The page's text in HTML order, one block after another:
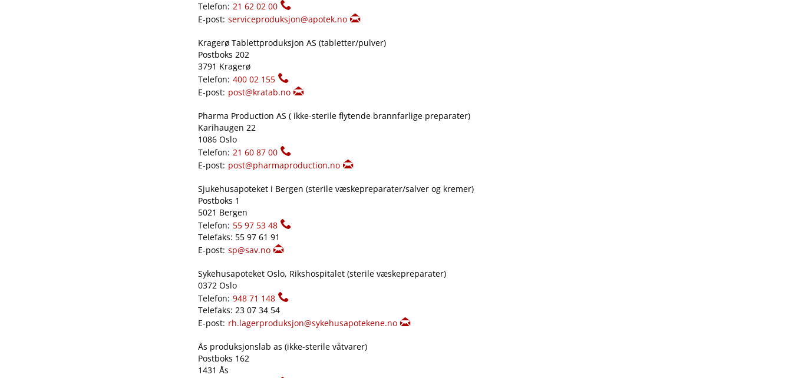
Telefon: 21 62 02 00
E-post: serviceproduksjon@apotek.no
Kragerø Tablettproduksjon AS (tabletter​/​pulver)
Postboks 202
3791 Kragerø
Telefon: 400 02 155
E-post: post@kratab.no
Pharma Production AS ( ikke-sterile flytende brannfarlige preparater)
Karihaugen 22
1086 Oslo
Telefon: 21 60 87 00
E-post: post@pharmaproduction.no
Sjukehusapoteket i Bergen (sterile væskepreparater​/​salver og kremer)
Postboks 1
5021 Bergen
Telefon: 55 97 53 48
Telefaks: 55 97 61 91
E-post: sp@sav.no
Sykehusapoteket Oslo, Rikshospitalet (sterile væskepreparater)
0372 Oslo
Telefon: 948 71 148
Telefaks: 23 07 34 54
E-post: rh.lagerproduksjon@sykehusapotekene.no
Ås produksjonslab as (ikke-sterile våtvarer)
Postboks 162
1431 Ås